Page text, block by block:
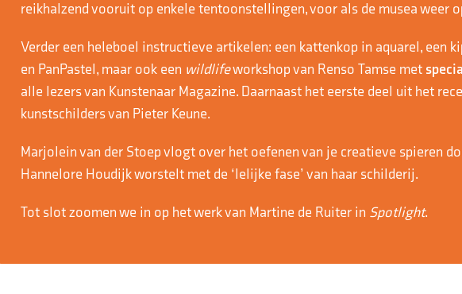
reikhalzend vooruit op enkele tentoonstellingen, voor als de musea weer
Verder een heleboel instructieve artikelen: een kattenkop in aquarel, een
en PanPastel, maar ook een wildlifeworkshop van Renso Tamse met
alle lezers van Kunstenaar Magazine. Daarnaast het eerste deel uit het
kunstschilders van Pieter Keune.
Marjolein van der Stoep vlogt over het oefenen van je creatieve spieren
Hannelore Houdijk worstelt met de ‘lelijke fase’ van haar schilderij.
Tot slot zoomen we in op het werk van Martine de Ruiter in Spotlight.